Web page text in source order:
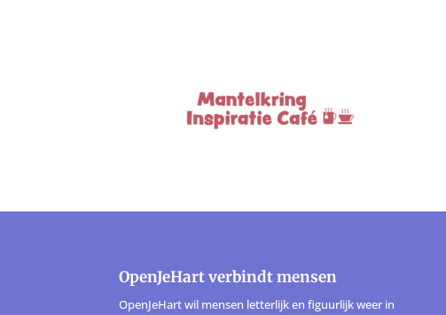
OpenJeHart verbindt mensen
OpenJeHart wil mensen letterlijk en figuurlijk weer in